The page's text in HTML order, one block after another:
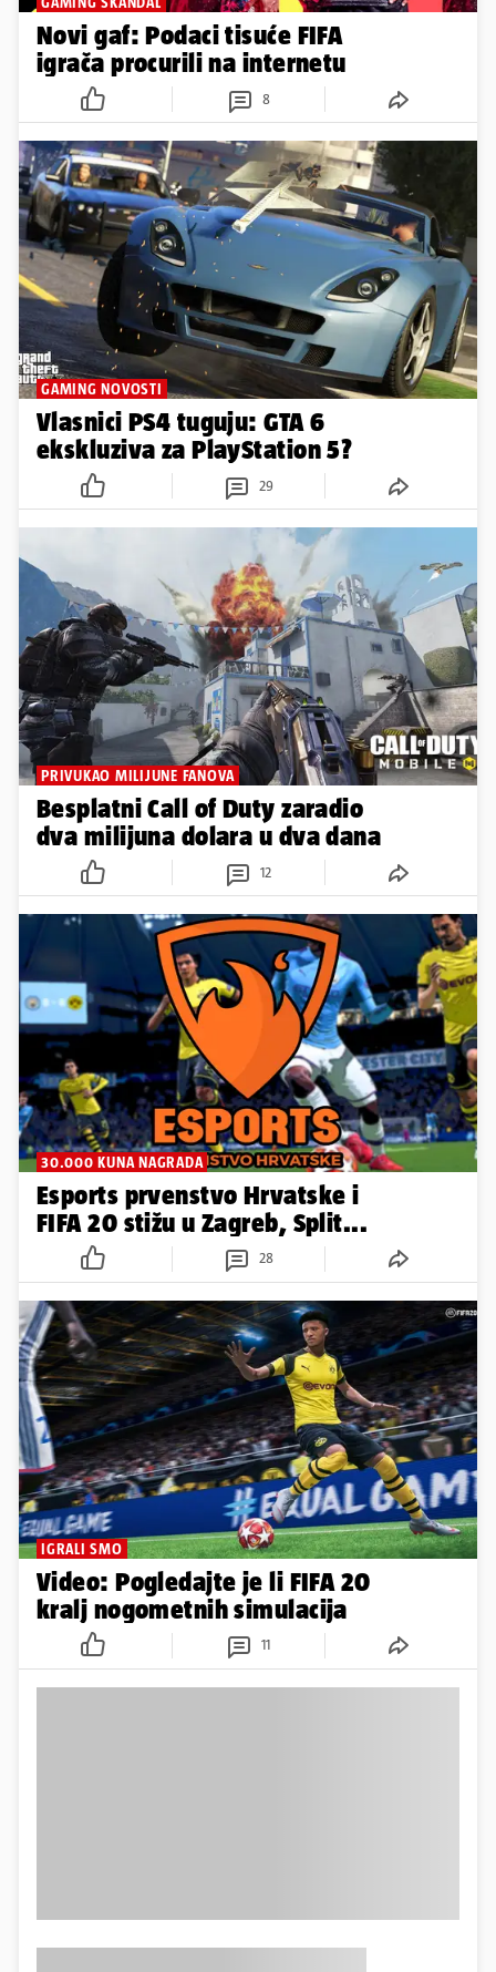
Novi gaf: Podaci tisuće FIFA
igrača procurili na internetu
8
GAMING NOVOSTI
Vlasnici PS4 tuguju: GTA 6
ekskluziva za PlayStation 5?
29
PRIVUKAO MILIJUNE FANOVA
Besplatni Call of Duty zaradio
dva milijuna dolara u dva dana
12
30.000 KUNA NAGRADA
Esports prvenstvo Hrvatske i
FIFA 20 stižu u Zagreb, Split...
28
IGRALI SMO
Video: Pogledajte je li FIFA 20
kralj nogometnih simulacija
11